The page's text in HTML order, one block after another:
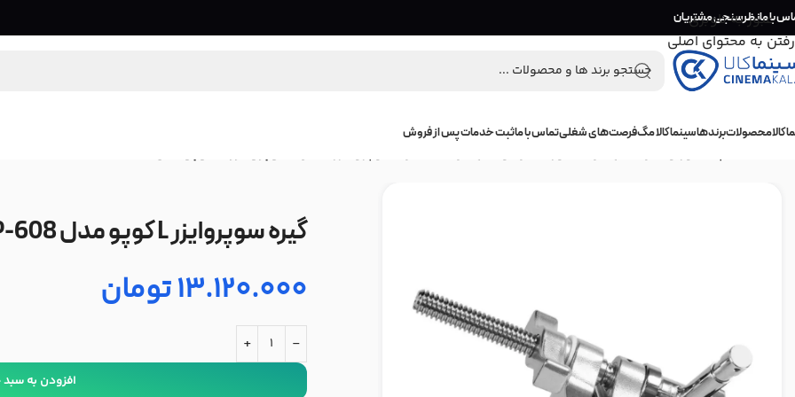
عبور به ناوبری
رفتن به محتوای اصلی
با مانظرسنجی مشتریان
کالامحصولاتبرندهاسینما کالا مگفرصت‌های شغلیتماس با ماثبت خدمات پس از فروش
گیره سوپروایزر L کوپو مدل Kupo KCP-608
13.120.000تومان
-
+
افزودن به سبد